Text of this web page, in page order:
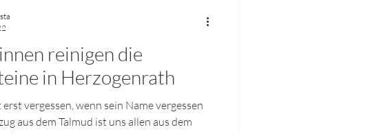
reinigen die
in Herzogenrath
erst vergessen, wenn sein Name vergessen
aus dem Talmud ist uns allen aus dem